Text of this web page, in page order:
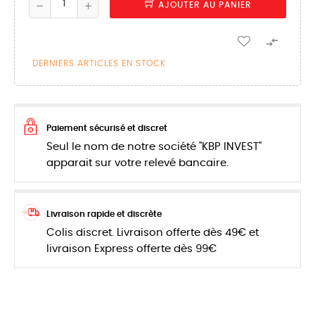
AJOUTER AU PANIER

DERNIERS ARTICLES EN STOCK
Paiement sécurisé et discret
Seul le nom de notre société "KBP INVEST"
apparait sur votre relevé bancaire.
Livraison rapide et discrète
Colis discret. Livraison offerte dès 49€ et
livraison Express offerte dès 99€